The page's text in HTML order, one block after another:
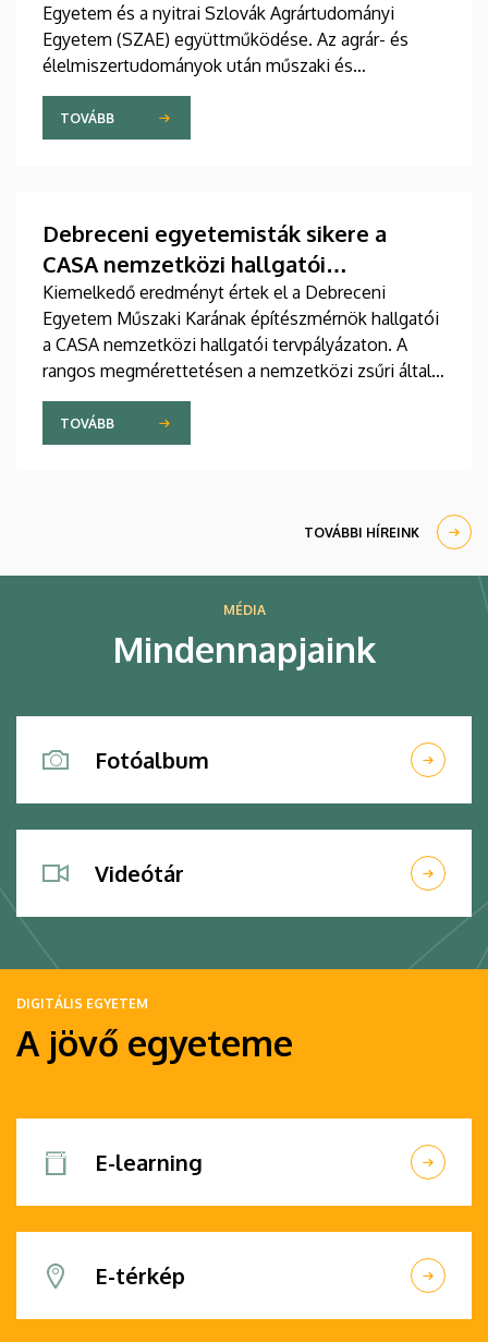
Egyetem és a nyitrai Szlovák Agrártudományi
Egyetem (SZAE) együttműködése. Az agrár- és
élelmiszertudományok után műszaki és
gazdaságtudományi területeken is szorosabbra fűzi
viszonyát a két intézmény. A mások mellett
oktató- és hallgatócseréről, közös konferenciákról
TOVÁBB
Debreceni egyetemisták sikere a
CASA nemzetközi hallgatói
tervpályázaton
Kiemelkedő eredményt értek el a Debreceni
Egyetem Műszaki Karának építészmérnök hallgatói
a CASA nemzetközi hallgatói tervpályázaton. A
rangos megmérettetésen a nemzetközi zsűri által
kiválasztott tíz legjobb pályamunka közül három a
debreceni hallgatók tervei közül került ki.
TOVÁBB
TOVÁBBI HÍREINK
MÉDIA
Mindennapjaink
Fotóalbum
Videótár
DIGITÁLIS EGYETEM
A jövő egyeteme
E-learning
E-térkép